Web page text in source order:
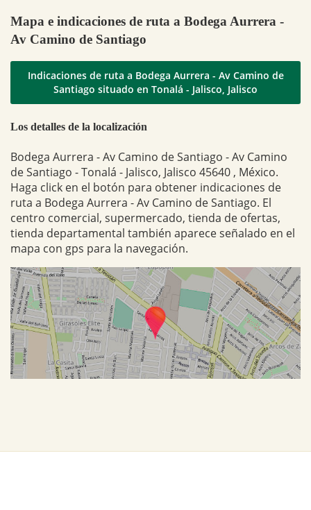
Mapa e indicaciones de ruta a Bodega Aurrera -
Av Camino de Santiago
Indicaciones de ruta a Bodega Aurrera - Av Camino de
Santiago situado en Tonalá - Jalisco, Jalisco
Los detalles de la localización
Bodega Aurrera - Av Camino de Santiago - Av Camino
de Santiago - Tonalá - Jalisco, Jalisco 45640 , México.
Haga click en el botón para obtener indicaciones de
ruta a Bodega Aurrera - Av Camino de Santiago. El
centro comercial, supermercado, tienda de ofertas,
tienda departamental también aparece señalado en el
mapa con gps para la navegación.